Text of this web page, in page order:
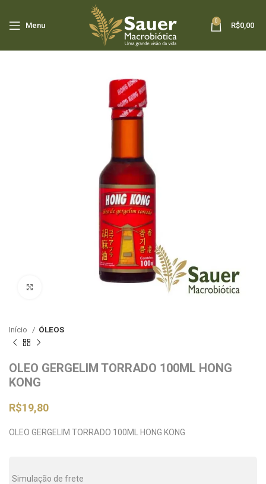
Menu
0
R$0,00
Início ÓLEOS
OLEO GERGELIM TORRADO 100ML HONG
KONG
R$19,80
OLEO GERGELIM TORRADO 100ML HONG KONG
Simulação de frete